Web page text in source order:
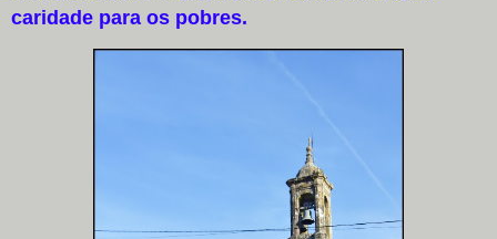
caridade para os pobres.